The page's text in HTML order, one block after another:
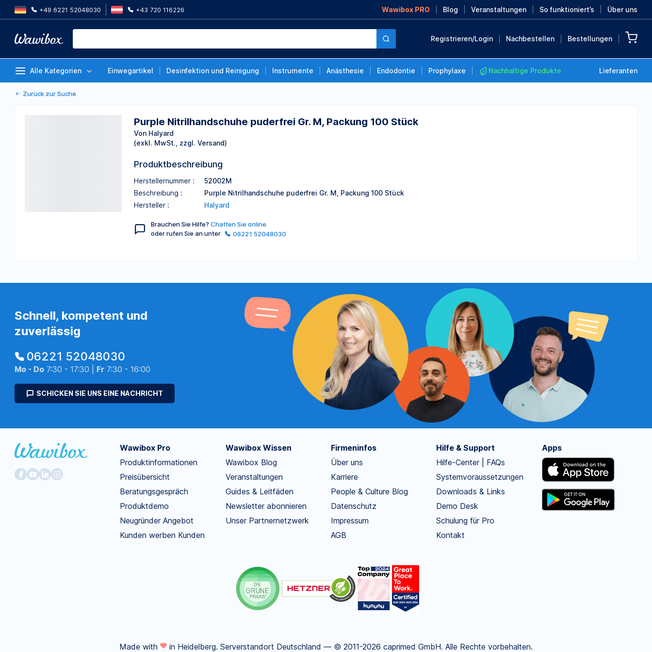
+49 6221 52048030 +43 720 116226 Wawibox PRO Blog Veranstaltungen So funktioniert’s Über uns
Registrieren/Login Nachbestellen Bestellungen
Alle Kategorien Einwegartikel Desinfektion und Reinigung Instrumente Anästhesie Endodontie Prophylaxe Nachhaltige Produkte Lieferanten
Purple Nitrilhandschuhe puderfrei Gr. M, Packung 100
Zurück zur Suche
Purple Nitrilhandschuhe puderfrei Gr. M, Packung 100 Stück
Von Halyard
(exkl. MwSt., zzgl. Versand)
Produktbeschreibung
Herstellernummer :
52002M
Beschreibung :
Purple Nitrilhandschuhe puderfrei Gr. M, Packung 100 Stück
Hersteller :
Halyard
Brauchen Sie Hilfe? Chatten Sie online
oder rufen Sie an unter
06221 52048030
Schnell, kompetent und
zuverlässig
06221 52048030
Mo - Do 7:30 - 17:30 | Fr 7:30 - 16:00
SCHICKEN SIE UNS EINE NACHRICHT
Wawibox Pro
Produktinformationen
Preisübersicht
Beratungsgespräch
Produktdemo
Neugründer Angebot
Kunden werben Kunden
Wawibox Wissen
Wawibox Blog
Veranstaltungen
Guides & Leitfäden
Newsletter abonnieren
Unser Partnernetzwerk
Firmeninfos
Über uns
Karriere
People & Culture Blog
Datenschutz
Impressum
AGB
Hilfe & Support
Hilfe-Center | FAQs
Systemvoraussetzungen
Downloads & Links
Demo Desk
Schulung für Pro
Kontakt
Apps
Made with in Heidelberg. Serverstandort Deutschland — © 2011-2026 caprimed GmbH. Alle Rechte vorbehalten.